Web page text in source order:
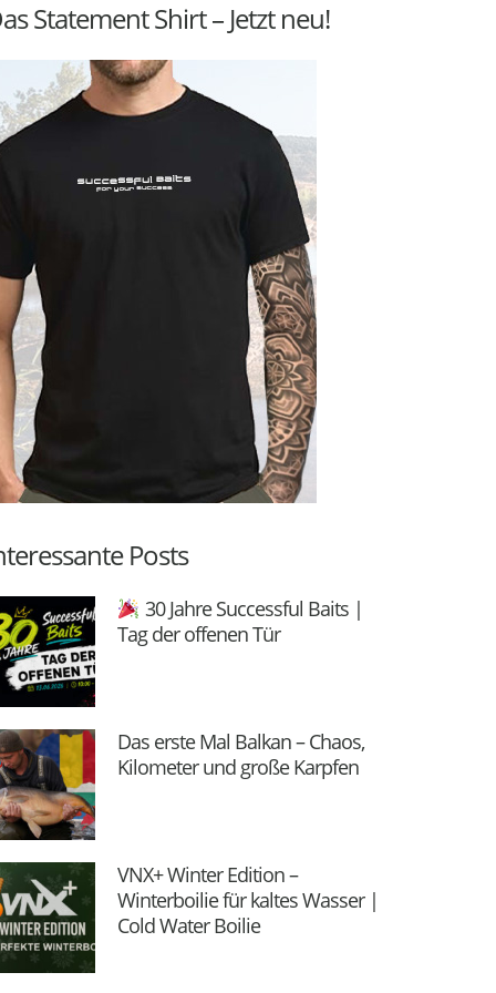
Statement Shirt – Jetzt neu!
Posts
30 Jahre Successful Baits |
Tag der offenen Tür
Das erste Mal Balkan – Chaos,
Kilometer und große Karpfen
VNX+ Winter Edition –
Winterboilie für kaltes Wasser |
Cold Water Boilie